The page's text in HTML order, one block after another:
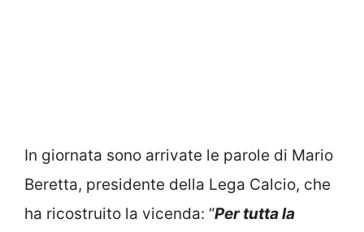
In giornata sono arrivate le parole di Mario
Beretta, presidente della Lega Calcio, che
ha ricostruito la vicenda: “Per tutta la